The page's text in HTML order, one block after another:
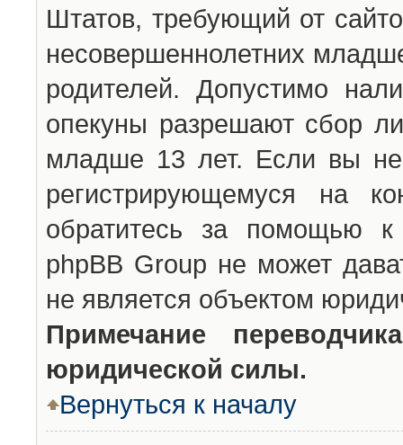
Штатов, требующий от
несовершеннолетних
родителей. Допустимо
опекуны разрешают сбор
младше 13 лет. Если вы
регистрирующемуся на
обратитесь за помощью к
phpBB Group не может
не является объектом
Примечание
юридической силы.
Вернуться к началу